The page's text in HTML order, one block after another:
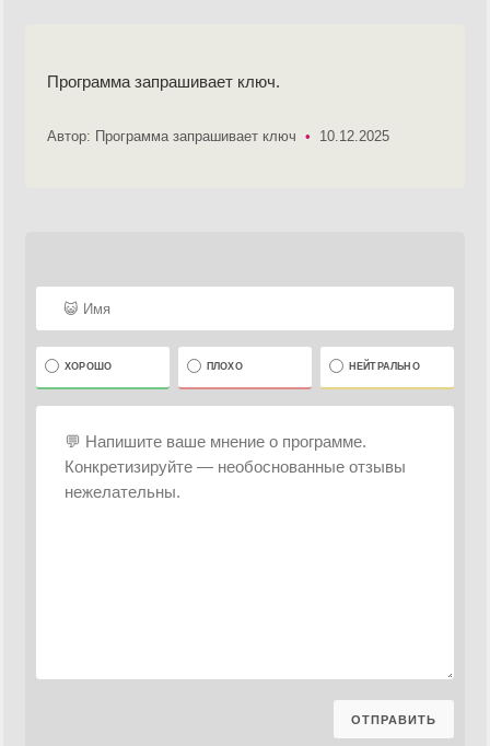
Программа запрашивает ключ.
Автор: Программа запрашивает ключ • 10.12.2025
ХОРОШО ПЛОХО НЕЙТРАЛЬНО